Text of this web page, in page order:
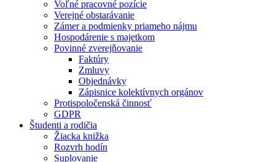
Voľné pracovné pozície
Verejné obstarávanie
Zámer a podmienky priameho nájmu
Hospodárenie s majetkom
Povinné zverejňovanie
Faktúry
Zmluvy
Objednávky
Zápisnice kolektívnych orgánov
Protispoločenská činnosť
GDPR
Študenti a rodičia
Žiacka knižka
Rozvrh hodín
Suplovanie